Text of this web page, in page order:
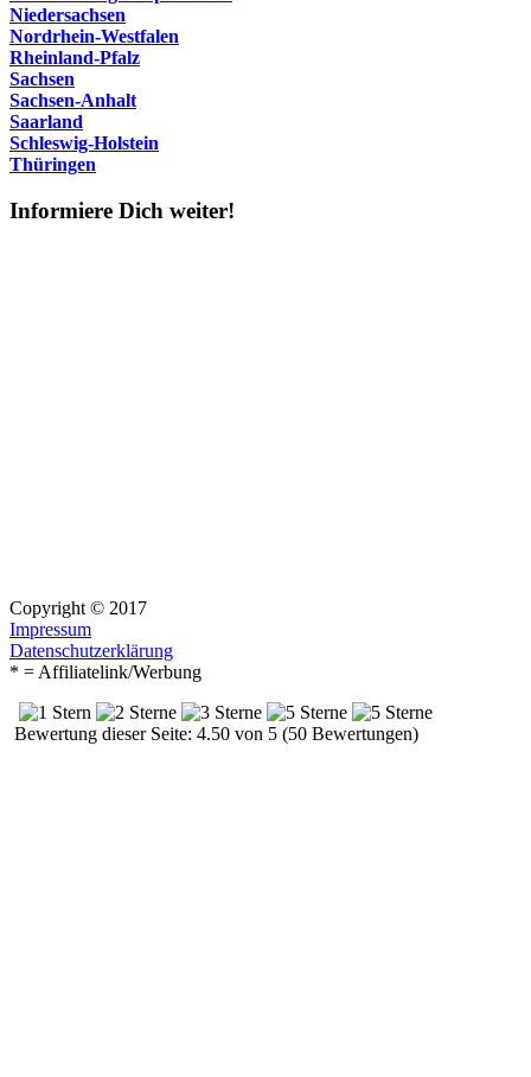
Niedersachsen
Nordrhein-Westfalen
Rheinland-Pfalz
Sachsen
Sachsen-Anhalt
Saarland
Schleswig-Holstein
Thüringen
Informiere Dich weiter!
Copyright © 2017
Impressum
Datenschutzerklärung
* = Affiliatelink/Werbung
Bewertung dieser Seite: 4.50 von 5 (50 Bewertungen)